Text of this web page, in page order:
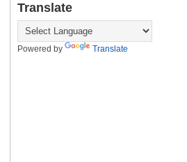
Translate
Powered by Translate